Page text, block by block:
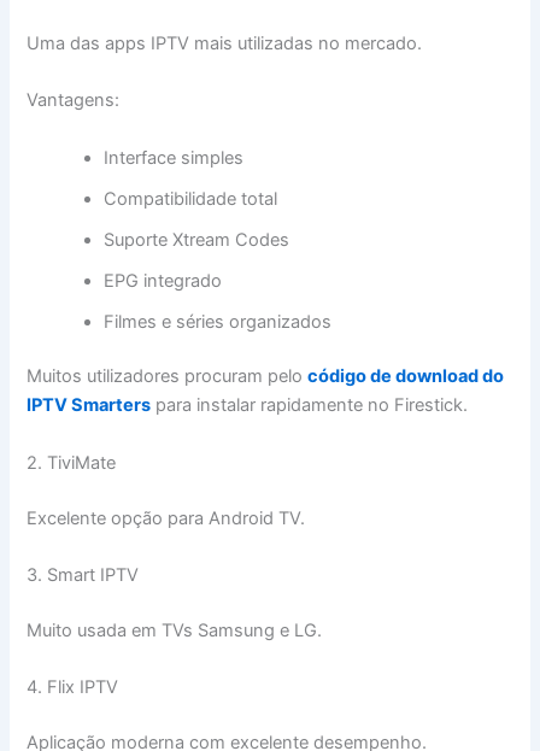
Uma das apps IPTV mais utilizadas no mercado.
Vantagens:
Interface simples
Compatibilidade total
Suporte Xtream Codes
EPG integrado
Filmes e séries organizados
Muitos utilizadores procuram pelocódigo de download do
IPTV Smarters para instalar rapidamente no Firestick.
2. TiviMate
Excelente opção para Android TV.
3. Smart IPTV
Muito usada em TVs Samsung e LG.
4. Flix IPTV
Aplicação moderna com excelente desempenho.